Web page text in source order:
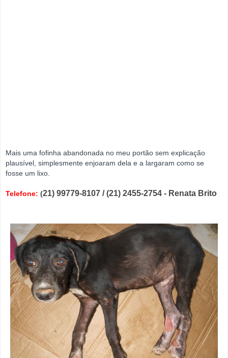
Mais uma fofinha abandonada no meu portão sem explicação
plausível, simplesmente enjoaram dela e a largaram como se
fosse um lixo.
Telefone: (21) 99779-8107 / (21) 2455-2754 - Renata Brito